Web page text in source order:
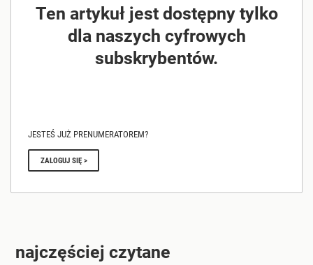
Ten artykuł jest dostępny tylko
dla naszych cyfrowych
subskrybentów.
JESTEŚ JUŻ PRENUMERATOREM?
ZALOGUJ SIĘ >
najczęściej czytane